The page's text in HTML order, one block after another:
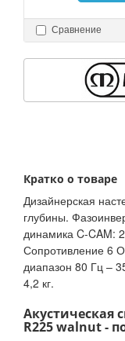
Сравнение
Кратко о товаре
Дизайнерская
глубины.
динамика C-CAM:
Сопротивление 6
диапазон 80 Гц –
4,2 кг.
Акустическая
R225 walnut -